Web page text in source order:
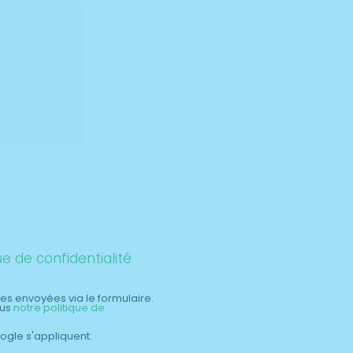
de confidentialité
envoyées via le formulaire.
notre politique de
s'appliquent.